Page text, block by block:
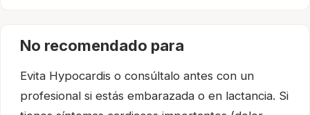
No recomendado para
Evita Hypocardis o consúltalo antes con un
profesional si estás embarazada o en lactancia. Si